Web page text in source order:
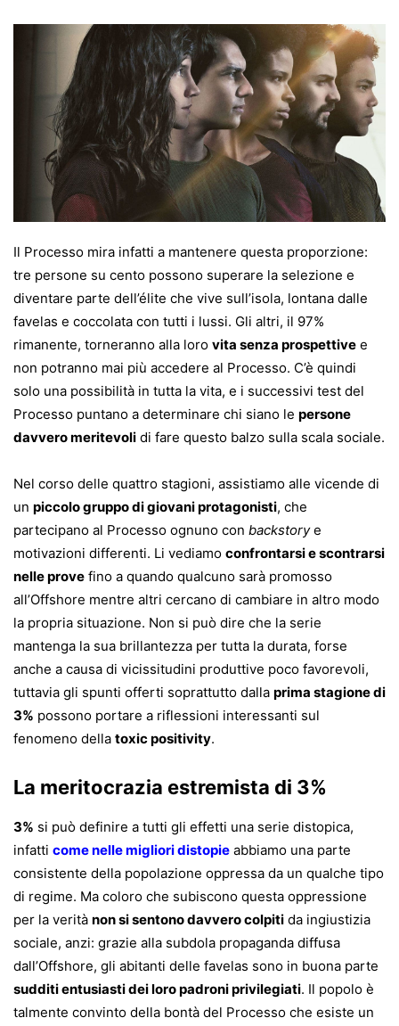
Il Processo mira infatti a mantenere questa proporzione:
tre persone su cento possono superare la selezione e
diventare parte dell’élite che vive sull’isola, lontana dalle
favelas e coccolata con tutti i lussi. Gli altri, il 97%
rimanente, torneranno alla loro vita senza prospettive e
non potranno mai più accedere al Processo. C’è quindi
solo una possibilità in tutta la vita, e i successivi test del
Processo puntano a determinare chi siano le persone
davvero meritevoli di fare questo balzo sulla scala sociale.
Nel corso delle quattro stagioni, assistiamo alle vicende di
un piccolo gruppo di giovani protagonisti, che
partecipano al Processo ognuno con backstorye
motivazioni differenti. Li vediamo confrontarsi e scontrarsi
nelle prove fino a quando qualcuno sarà promosso
all’Offshore mentre altri cercano di cambiare in altro modo
la propria situazione. Non si può dire che la serie
mantenga la sua brillantezza per tutta la durata, forse
anche a causa di vicissitudini produttive poco favorevoli,
tuttavia gli spunti offerti soprattutto dalla prima stagione di
3% possono portare a riflessioni interessanti sul
fenomeno della toxic positivity.
La meritocrazia estremista di 3%
3% si può definire a tutti gli effetti una serie distopica,
infatti come nelle migliori distopie abbiamo una parte
consistente della popolazione oppressa da un qualche tipo
di regime. Ma coloro che subiscono questa oppressione
per la verità non si sentono davvero colpiti da ingiustizia
sociale, anzi: grazie alla subdola propaganda diffusa
dall’Offshore, gli abitanti delle favelas sono in buona parte
sudditi entusiasti dei loro padroni privilegiati. Il popolo è
talmente convinto della bontà del Processo che esiste un